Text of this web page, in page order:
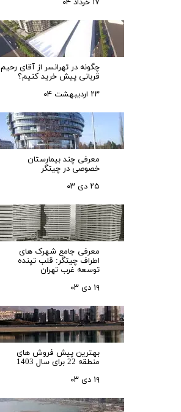
۱۷ خرداد ۰۴
چگونه در تهرانسر از آقای رحیم
قربانی پیش خرید کنیم؟
۲۳ اردیبهشت ۰۴
معرفی چند بیمارستان
خصوصی در چیتگر
۲۵ دی ۰۳
معرفی جامع شهرک‌ های
اطراف چیتگر: قلب تپنده
توسعه غرب تهران
۱۹ دی ۰۳
بهترین پیش فروش های
منطقه 22 برای سال 1403
۱۹ دی ۰۳